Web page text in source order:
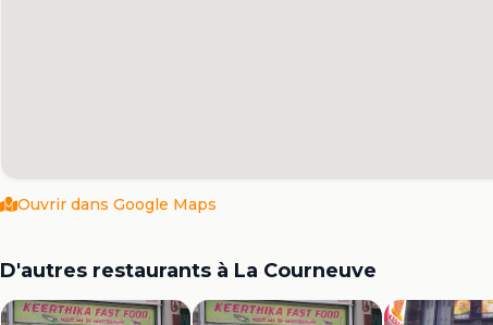
Ouvrir dans Google Maps
D'autres restaurants à La Courneuve